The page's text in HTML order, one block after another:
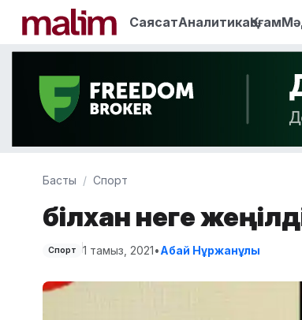
СаясатАналитикаҚоғам
Басты Спорт
Әбілхан неге
Спорт 1 тамыз, 2021•Абай Нұржанұлы